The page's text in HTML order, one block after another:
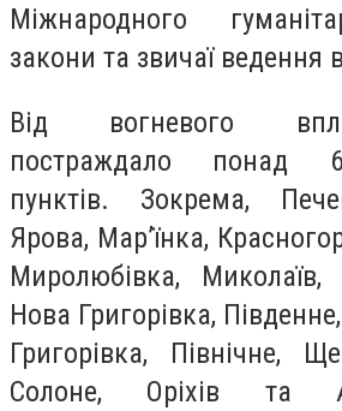
Міжнародного
закони та звичаї ведення
Від вогневого
постраждало понад
пунктів. Зокрема,
Ярова, Мар’їнка,
Миролюбівка,
Нова Григорівка,
Григорівка, Північне,
Солоне, Оріхів та